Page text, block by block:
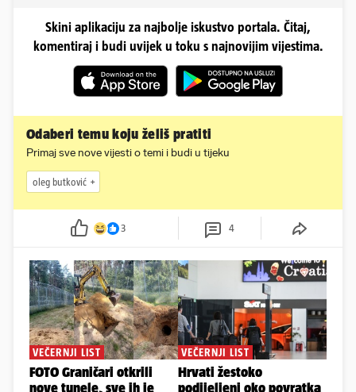
Skini aplikaciju za najbolje iskustvo portala. Čitaj,
komentiraj i budi uvijek u toku s najnovijim vijestima.
Odaberi temu koju želiš pratiti
Primaj sve nove vijesti o temi i budi u tijeku
oleg butković
3 4